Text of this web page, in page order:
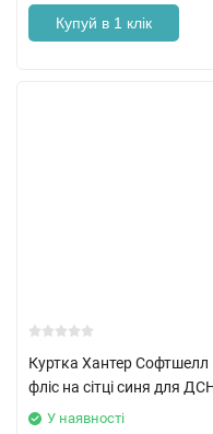
Купуй в 1 клік
Куртка Хантер Софтшелл
фліс на сітці синя для
У наявності